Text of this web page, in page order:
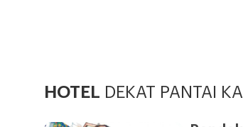
HOTEL DEKAT PANTAI